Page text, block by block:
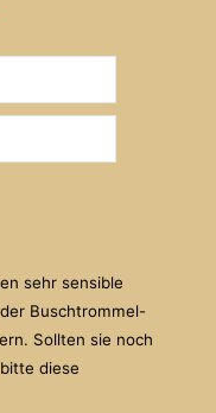
sehr sensible
Buschtrommel-
Sollten sie noch
diese